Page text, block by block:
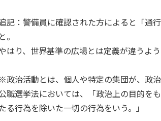
記：警備員に確認された方によると「通
と。
はり、世界基準の広場とは定義が違うよう
※政治活動とは、個人や特定の集団が、政
職選挙法においては、「政治上の目的を
たる行為を除いた一切の行為をいう。」